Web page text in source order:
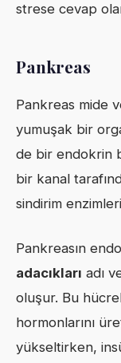
strese cevap
Pankreas
Pankreas mide
yumuşak bir
de bir endokrin
bir kanal
sindirim
Pankreasın
adacıkları adı
oluşur. Bu
hormonlarını
yükseltirken,